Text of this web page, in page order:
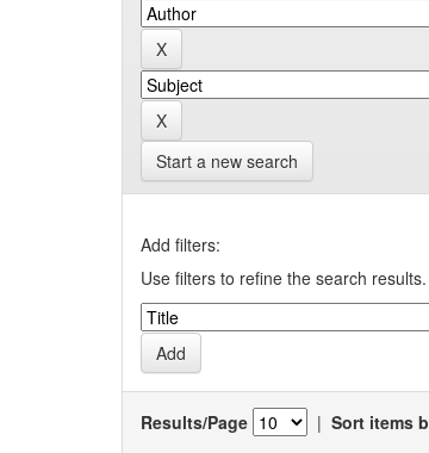
Start a new search
Add filters:
Use filters to refine the search results.
Results/Page | Sort items